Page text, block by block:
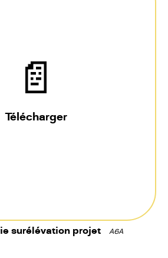
📄
Télécharger
surélévation projet A6A